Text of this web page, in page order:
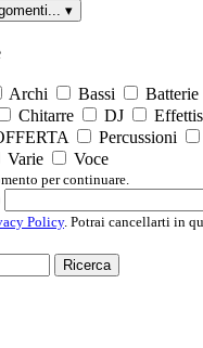
▾
Archi Bassi Batterie
Chitarre DJ
Percussioni
Varie Voce
per continuare.
Policy. Potrai cancellarti in
Ricerca